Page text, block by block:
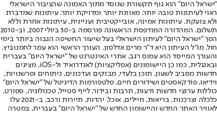
"ישראל היום" הוא גוף תקשורת שנוסד מתוך האמונה שהציבור הישראלי
ראוי לעיתונות טובה יותר, מאוזנת יותר ומדויקת יותר. עיתונות שמדברת
ולא צועקת. עיתונות אמינה, אובייקטיבית ועניינית. עיתונות אחרת וללא
תשלום. המהדורה המודפסת הראשונה פורסמה ב-30 ביולי 2007, וב-2010
הפך "ישראל היום" לעיתון הישראלי בעל שיעור החשיפה הגבוה ביותר בימי
חול. מו"ל העיתון היא ד"ר מרים אדלסון. העורך הראשי הוא עמר לחמנוביץ,
והעורך המייסד הוא עמוס רגב. אתרי האינטרנט של "ישראל היום" בעברית
ובאנגלית, כמו כן היישומונים (אפליקציות) לאנדרואיד ול-iOS, מציגים
חדשות מסביב לשעון, תוכן בלעדי, מבזקים ועדכונים, ניתוחים ופרשנויות,
וידיאו, פודקאסטים ושידורים חיים. פלטפורמות הדיגיטל של "ישראל היום"
כוללות ערוצי חדשות ודעות, תרבות ובידור, לייף סטייל, טכנולוגיה, ספורט,
כלכלה וצרכנות, בריאות, חיילים, אוכל, יהדות, תיירות ורכב. ב-2021 עלו
לאוויר האתר החדש והיישומון החדש של "ישראל היום" בעברית, במטרה